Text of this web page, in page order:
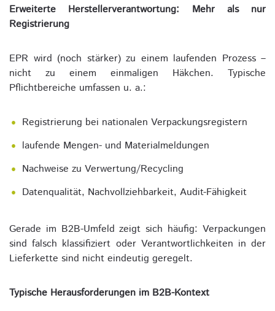
Erweiterte Herstellerverantwortung: Mehr als nur
Registrierung
EPR wird (noch stärker) zu einem laufenden Prozess –
nicht zu einem einmaligen Häkchen. Typische
Pflichtbereiche umfassen u. a.:
Registrierung bei nationalen Verpackungsregistern
laufende Mengen- und Materialmeldungen
Nachweise zu Verwertung/Recycling
Datenqualität, Nachvollziehbarkeit, Audit-Fähigkeit
Gerade im B2B-Umfeld zeigt sich häufig: Verpackungen
sind falsch klassifiziert oder Verantwortlichkeiten in der
Lieferkette sind nicht eindeutig geregelt.
Typische Herausforderungen im B2B-Kontext